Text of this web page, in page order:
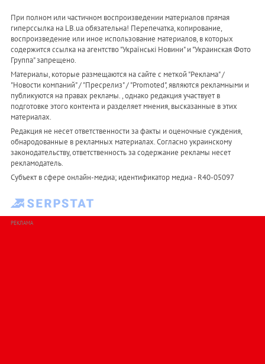
При полном или частичном воспроизведении материалов прямая
гиперссылка на LB.ua обязательна! Перепечатка, копирование,
воспроизведение или иное использование материалов, в которых
содержится ссылка на агентство "Українськi Новини" и "Украинская Фото
Группа" запрещено.
Материалы, которые размещаются на сайте с меткой "Реклама" /
"Новости компаний" / "Пресрелиз" / "Promoted", являются рекламными и
публикуются на правах рекламы. , однако редакция участвует в
подготовке этого контента и разделяет мнения, высказанные в этих
материалах.
Редакция не несет ответственности за факты и оценочные суждения,
обнародованные в рекламных материалах. Согласно украинскому
законодательству, ответственность за содержание рекламы несет
рекламодатель.
Субъект в сфере онлайн-медиа; идентификатор медиа - R40-05097
РЕКЛАМА